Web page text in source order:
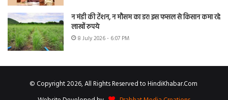
न मंडी की टेंशन, न मौसम का डर! इस फसल से किसान कमा रहे
लाखों रुपये
8 July 2026 - 6:07 PM
© Copyright 2026, All Rights Reserved to HindiKhabar.Com